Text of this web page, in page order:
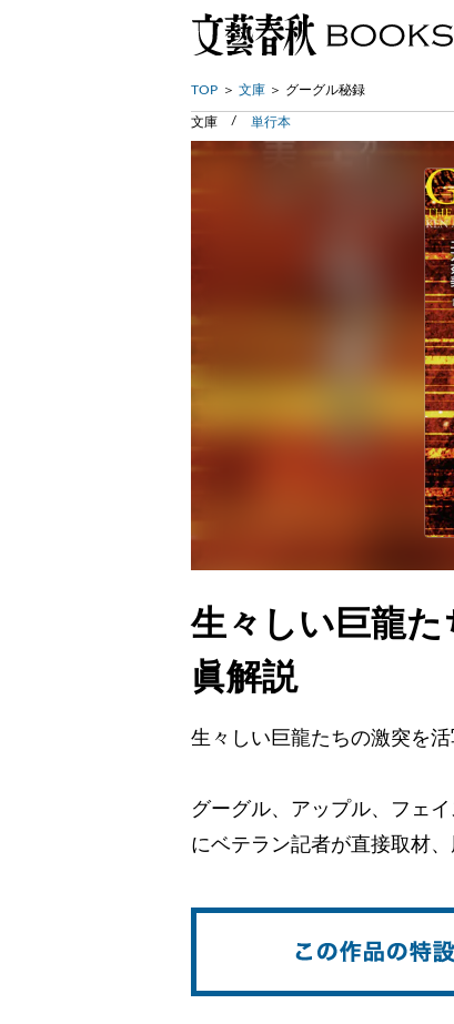
TOP 文庫 グーグル秘録
文庫 単行本
生々しい巨龍
眞解説
生々しい巨龍たちの激突を
グーグル、アップル、フェ
にベテラン記者が直接取材